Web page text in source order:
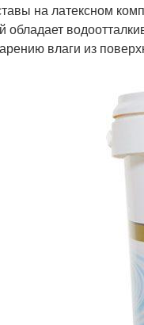
на латексном
обладает
влаги из